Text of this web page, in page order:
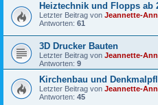
Heiztechnik und Flopps ab
Letzter Beitrag von Jeannette-
Antworten: 61
3D Drucker Bauten
Letzter Beitrag von Jeannette-
Antworten: 9
Kirchenbau und
Letzter Beitrag von Jeannette-
Antworten: 45